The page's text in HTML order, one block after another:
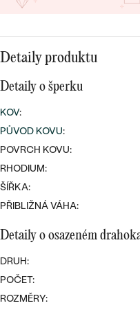
snubní
DLE MATERIÁLU
ZLATO
STŘÍBRO
S LAB-GROWN
S PERLAMI
DLE STYLU
SYMBOLICKÉ
MINIMALISTICKÉ
PODLE
PODLE BARVY
LUXUSNÍ
CENOVĚ
LUXUSNÍ
Detaily produktu
Detaily o šperku
KOV:
PŮVOD KOVU:
POVRCH KOVU:
RHODIUM:
ŠÍŘKA:
PŘIBLIŽNÁ VÁHA:
Detaily o osazeném
DRUH:
POČET:
ROZMĚRY: